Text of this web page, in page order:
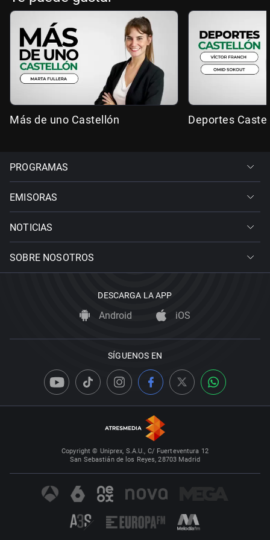
Más de uno Castellón Deportes
PROGRAMAS
EMISORAS
NOTICIAS
SOBRE NOSOTROS
DESCARGA LA APP
Android iOS
SÍGUENOS EN
Copyright © Uniprex, S.A.U., C/ Fuerteventura 12
San Sebastián de los Reyes, 28703 Madrid